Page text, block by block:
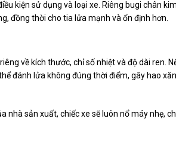
kiện sử dụng và loại xe. Riêng bugi chân kim
đồng thời cho tia lửa mạnh và ổn định hơn.
về kích thước, chỉ số nhiệt và độ dài ren.
đánh lửa không đúng thời điểm, gây hao
nhà sản xuất, chiếc xe sẽ luôn nổ máy nhẹ,